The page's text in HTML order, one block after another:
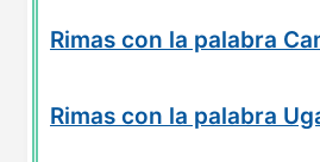
Rimas con la palabra
Rimas con la palabra